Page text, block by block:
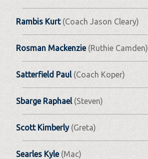
Rambis Kurt(Coach Jason Cleary)
Rosman Mackenzie(Ruthie Camden)
Satterfield Paul(Coach Koper)
Sbarge Raphael(Steven)
Scott Kimberly(Greta)
Searles Kyle(Mac)